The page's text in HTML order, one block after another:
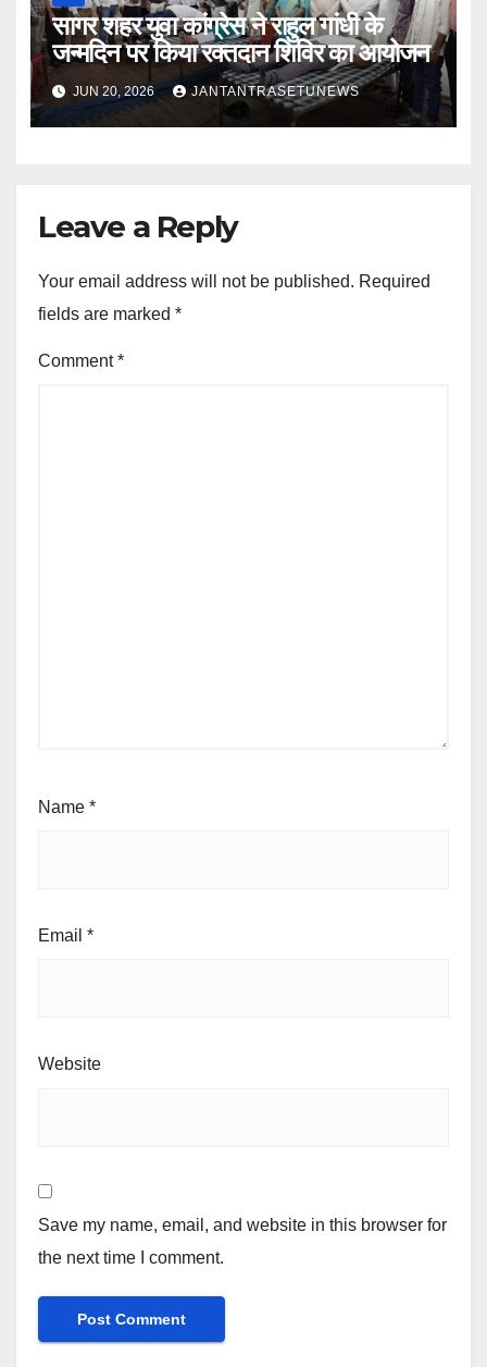
सागर शहर युवा कांग्रेस ने राहुल गांधी के
जन्मदिन पर किया रक्तदान शिविर का आयोजन
JUN 20, 2026 JANTANTRASETUNEWS
Leave a Reply
Your email address will not be published. Required
fields are marked *
Comment*
Name *
Email *
Website
Save my name, email, and website in this browser for
the next time I comment.